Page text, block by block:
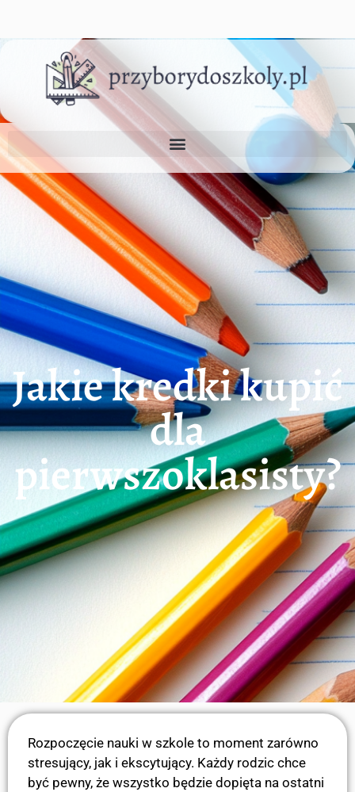
Jakie kredki kupić
dla
pierwszoklasisty?
Rozpoczęcie nauki w szkole to moment zarówno
stresujący, jak i ekscytujący. Każdy rodzic chce
być pewny, że wszystko będzie dopięta na ostatni